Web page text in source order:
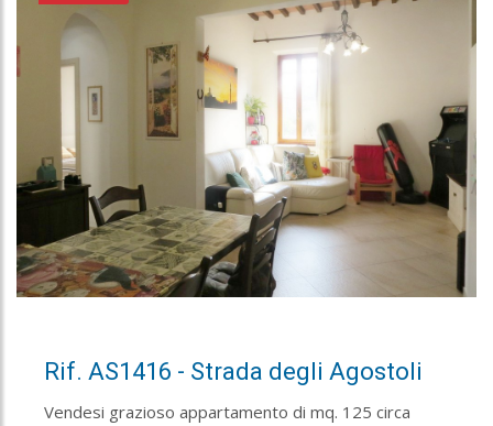
Rif. AS1416 - Strada degli Agostoli
Vendesi grazioso appartamento di mq. 125 circa